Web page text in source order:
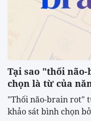
Tại sao "thối
chọn là từ của
"Thối não-brain rot"
khảo sát bình chọn